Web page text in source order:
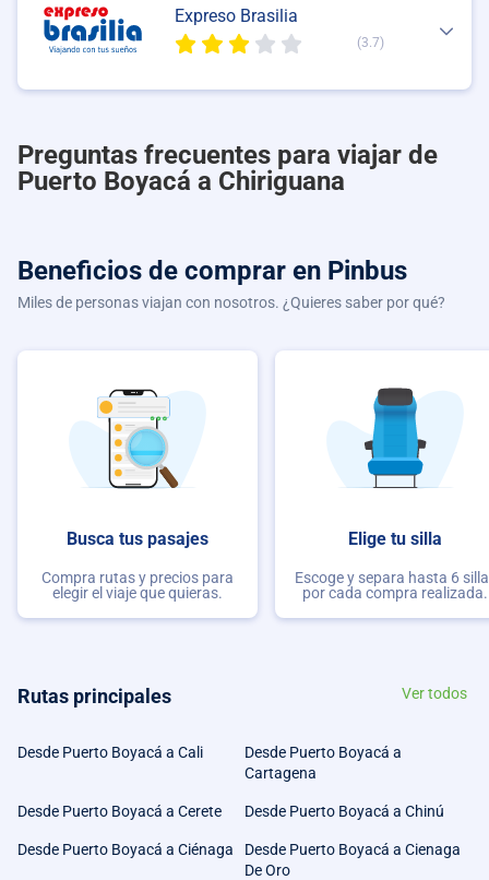
Expreso Brasilia
(3.7)
Preguntas frecuentes para viajar de
Puerto Boyacá a Chiriguana
Beneficios de comprar en Pinbus
Miles de personas viajan con nosotros. ¿Quieres saber por qué?
Busca tus pasajes
Compra rutas y precios para
elegir el viaje que quieras.
Elige tu silla
Escoge y separa hasta 6
por cada compra realizada.
Rutas principales Ver todos
Desde Puerto Boyacá a Cali
Desde Puerto Boyacá a
Cartagena
Desde Puerto Boyacá a Cerete Desde Puerto Boyacá a Chinú
Desde Puerto Boyacá a Ciénaga
Desde Puerto Boyacá a Cienaga
De Oro